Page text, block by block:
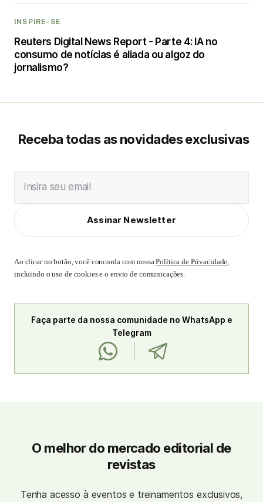
INSPIRE-SE
Reuters Digital News Report - Parte 4: IA no
consumo de notícias é aliada ou algoz do
jornalismo?
Receba todas as novidades exclusivas
Insira seu email
Assinar Newsletter
Ao clicar no botão, você concorda com nossaPolítica de Privacidade,
incluindo o uso de cookies e o envio de comunicações.
Faça parte da nossa comunidade no WhatsApp e
Telegram
O melhor do mercado editorial de
revistas
Tenha acesso à eventos e treinamentos exclusivos,